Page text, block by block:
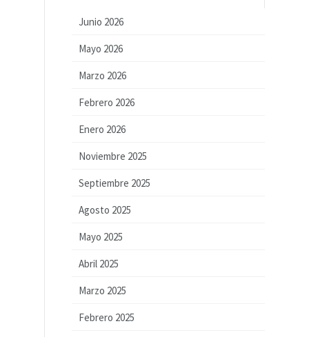
Junio 2026
Mayo 2026
Marzo 2026
Febrero 2026
Enero 2026
Noviembre 2025
Septiembre 2025
Agosto 2025
Mayo 2025
Abril 2025
Marzo 2025
Febrero 2025